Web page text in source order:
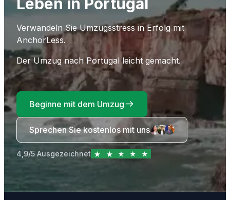
Verwandeln Sie Umzugsstress in Erfolg mit
AnchorLess.
Der Umzug nach Portugal leicht gemacht.
Beginne mit dem Umzug
Sprechen Sie kostenlos mit uns
4,9/5 Ausgezeichnet